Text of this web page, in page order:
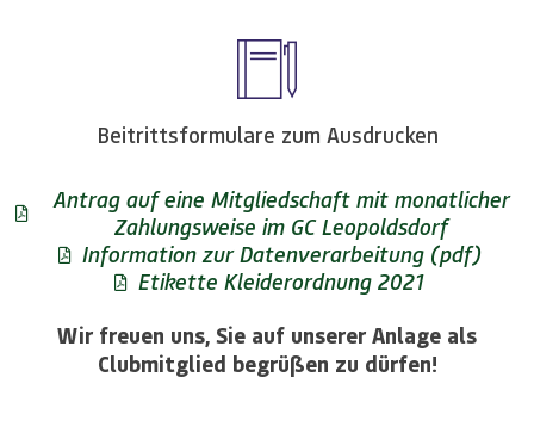
Beitrittsformulare zum Ausdrucken
Antrag auf eine Mitgliedschaft mit monatlicher
Zahlungsweise im GC Leopoldsdorf
Information zur Datenverarbeitung (pdf)
Etikette Kleiderordnung 2021
Wir freuen uns, Sie auf unserer Anlage als
Clubmitglied begrüßen zu dürfen!